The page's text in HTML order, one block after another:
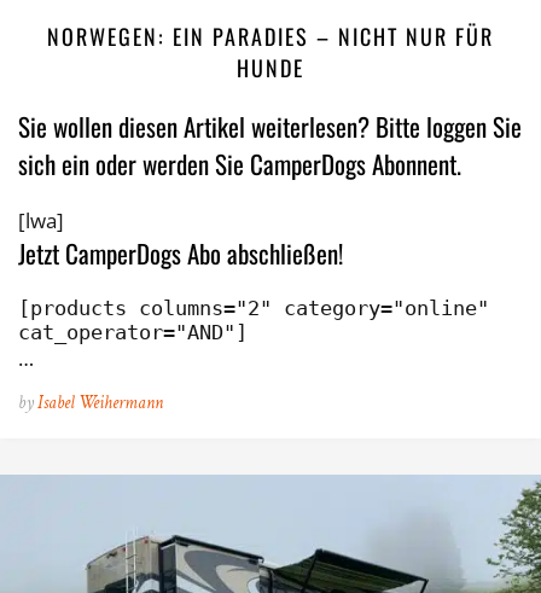
NORWEGEN: EIN PARADIES – NICHT NUR FÜR
HUNDE
Sie wollen diesen Artikel weiterlesen? Bitte loggen Sie
sich ein oder werden Sie CamperDogs Abonnent.
[lwa]
Jetzt CamperDogs Abo abschließen!
[products columns="2" category="online"
cat_operator="AND"]
…
byIsabel Weihermann